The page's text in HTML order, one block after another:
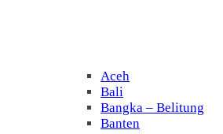
Aceh
Bali
Bangka – Belitung
Banten